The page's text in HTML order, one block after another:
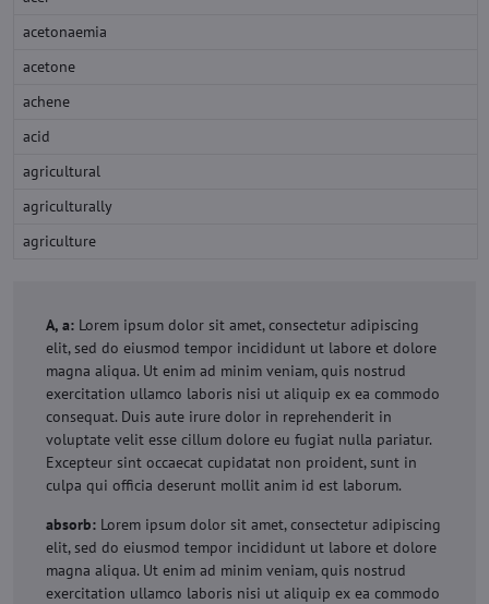
acetonaemia
acetone
achene
acid
agricultural
agriculturally
agriculture
A, a: Lorem ipsum dolor sit amet, consectetur adipiscing
elit, sed do eiusmod tempor incididunt ut labore et dolore
magna aliqua. Ut enim ad minim veniam, quis nostrud
exercitation ullamco laboris nisi ut aliquip ex ea commodo
consequat. Duis aute irure dolor in reprehenderit in
voluptate velit esse cillum dolore eu fugiat nulla pariatur.
Excepteur sint occaecat cupidatat non proident, sunt in
culpa qui officia deserunt mollit anim id est laborum.
absorb: Lorem ipsum dolor sit amet, consectetur adipiscing
elit, sed do eiusmod tempor incididunt ut labore et dolore
magna aliqua. Ut enim ad minim veniam, quis nostrud
exercitation ullamco laboris nisi ut aliquip ex ea commodo